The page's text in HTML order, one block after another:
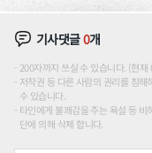
기사댓글0개
200자까지 쓰실 수 있습니다. (현
저작권 등 다른 사람의 권리를 침
수 있습니다.
타인에게 불쾌감을 주는 욕설 등
단에 의해 삭제 합니다.